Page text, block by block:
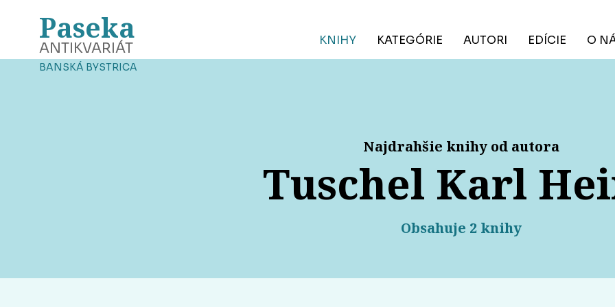
Paseka
ANTIKVARIÁT
BANSKÁ BYSTRICA
KNIHY KATEGÓRIE AUTORI EDÍCIE O
Najdrahšie knihy od autora
Tuschel Karl
Obsahuje 2 knihy